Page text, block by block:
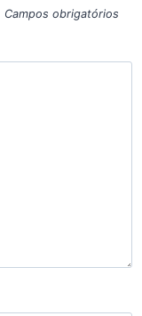
Campos obrigatórios